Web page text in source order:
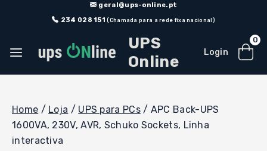
geral@ups-online.pt
234 028 151 (Chamada para a rede fixa nacional)
UPS
Online
Login
0
Home / Loja / UPS para PCs / APC Back-UPS
1600VA, 230V, AVR, Schuko Sockets, Linha
interactiva